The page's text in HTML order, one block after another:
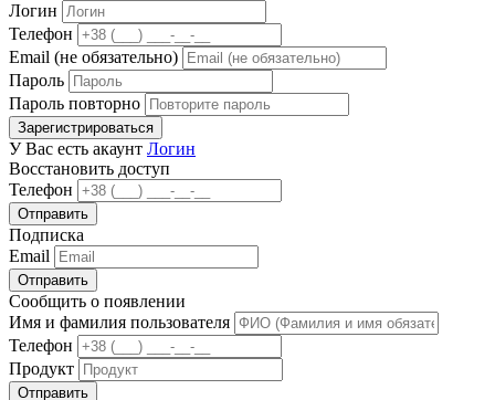
Логин
Телефон
Email (не обязательно)
Пароль
Пароль повторно
Зарегистрироваться
У Вас есть акаунт Логин
Восстановить доступ
Телефон
Отправить
Подписка
Email
Отправить
Сообщить о появлении
Имя и фамилия пользователя
Телефон
Продукт
Отправить